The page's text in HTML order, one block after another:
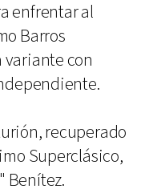
enfrentar al
Barros
variante con
recuperado
Superclásico,
Benítez.